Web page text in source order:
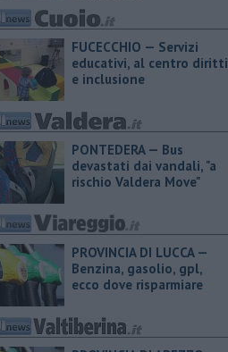
FUCECCHIO — Servizi
educativi, al centro diritti
e inclusione
PONTEDERA — Bus
devastati dai vandali, "a
rischio Valdera Move"
PROVINCIA DI LUCCA — ​
Benzina, gasolio, gpl,
ecco dove risparmiare